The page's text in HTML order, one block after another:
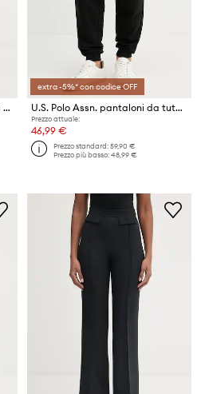
Columbia Pantaloni da tuta da uomo
extra -5%* con codice OFF
U.S. Polo Assn. pantaloni da tuta da uomo DHM LB
Prezzo attuale:
46,99 €
Prezzo standard:59,90 €
Prezzo più basso:48,99 €